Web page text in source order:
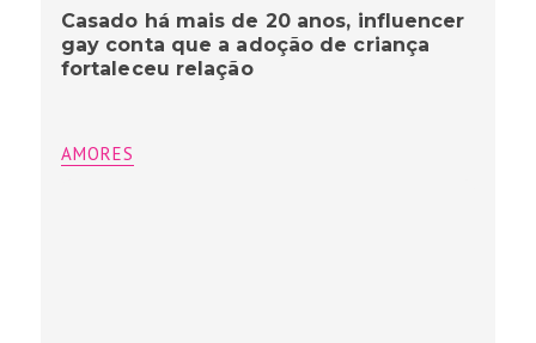
Casado há mais de 20 anos, influencer
gay conta que a adoção de criança
fortaleceu relação
AMORES